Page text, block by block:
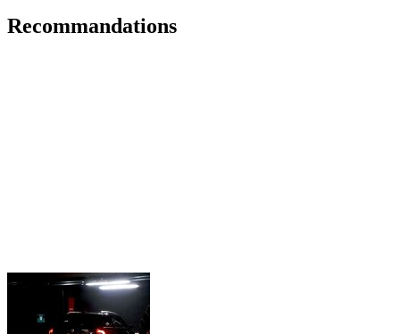
Recommandations